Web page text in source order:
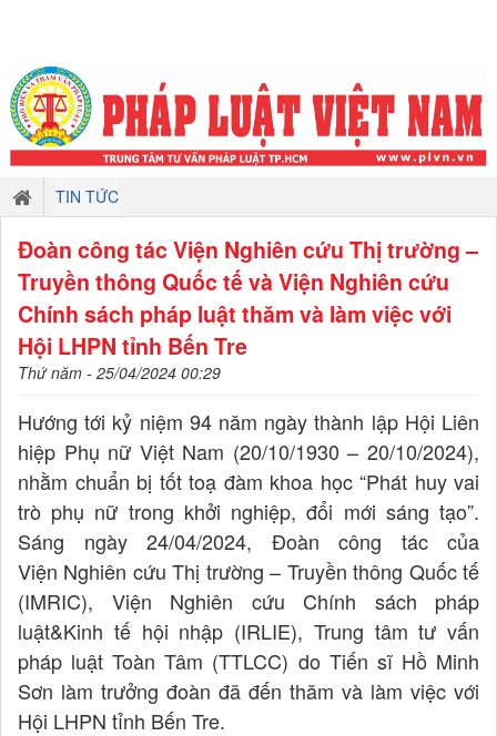
TIN TỨC
Đoàn công tác Viện Nghiên cứu Thị trường –
Truyền thông Quốc tế và Viện Nghiên cứu
Chính sách pháp luật thăm và làm việc với
Hội LHPN tỉnh Bến Tre
Thứ năm - 25/04/2024 00:29
Hướng tới kỷ niệm 94 năm ngày thành lập Hội Liên
hiệp Phụ nữ Việt Nam (20/10/1930 – 20/10/2024),
nhằm chuẩn bị tốt toạ đàm khoa học “Phát huy vai
trò phụ nữ trong khởi nghiệp, đổi mới sáng tạo”.
Sáng ngày 24/04/2024, Đoàn công tác của
Viện Nghiên cứu Thị trường – Truyền thông Quốc tế
(IMRIC), Viện Nghiên cứu Chính sách pháp
luật&Kinh tế hội nhập (IRLIE), Trung tâm tư vấn
pháp luật Toàn Tâm (TTLCC) do Tiến sĩ Hồ Minh
Sơn làm trưởng đoàn đã đến thăm và làm việc với
Hội LHPN tỉnh Bến Tre.